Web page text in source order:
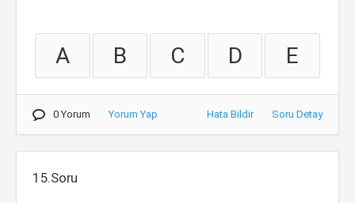
A B C D E
0 Yorum Yorum Yap Hata Bildir Soru Detay
15.Soru